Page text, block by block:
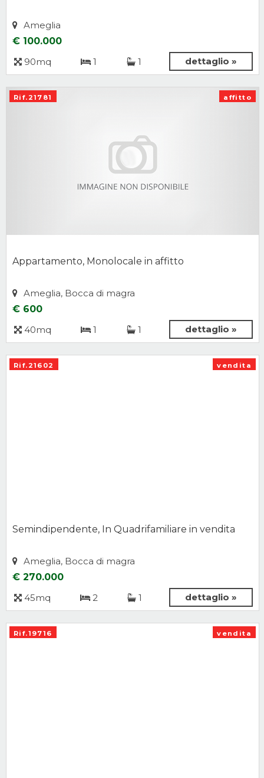
Ameglia
€ 100.000
90mq
1 1 dettaglio »
Rif.21781 affitto
Appartamento, Monolocale in affitto
Ameglia, Bocca di magra
€ 600
40mq
1 1 dettaglio »
Rif.21602 vendita
Semindipendente, In Quadrifamiliare in vendita
Ameglia, Bocca di magra
€ 270.000
45mq
2 1 dettaglio »
Rif.19716 vendita